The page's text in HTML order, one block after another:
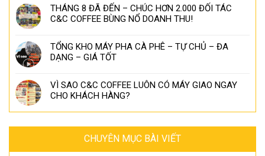
THÁNG 8 ĐÃ ĐẾN – CHÚC HƠN 2.000 ĐỐI TÁC
C&C COFFEE BÙNG NỔ DOANH THU!
TỔNG KHO MÁY PHA CÀ PHÊ – TỰ CHỦ – ĐA
DẠNG – GIÁ TỐT
VÌ SAO C&C COFFEE LUÔN CÓ MÁY GIAO NGAY
CHO KHÁCH HÀNG?
CHUYÊN MỤC BÀI VIẾT